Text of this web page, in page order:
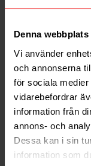
Denna
Vi använder
och annonserna
för sociala
vidarebefordrar
information från
annons- och
Dessa kan i sin
information som
30,99
KÖP